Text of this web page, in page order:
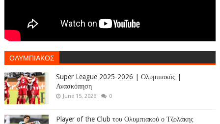
ΟΛΥΜΠΙΑΚΟΣ
Super League 2025-2026 | Ολυμπιακός |
Ανασκόπηση
June 15, 2026 0
Player of the Club του Ολυμπιακού ο Τζολάκης